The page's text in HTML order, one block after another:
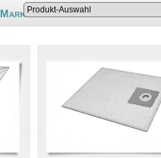
Electronic®